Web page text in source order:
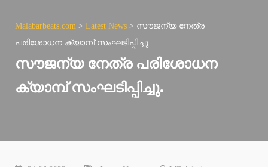
Malabarbeats.com > Latest News > സൗജന്യ നേത്ര
പരിശോധന ക്യാമ്പ് സംഘടിപ്പിച്ചു.
സൗജന്യ നേത്ര പരിശോധന
ക്യാമ്പ് സംഘടിപ്പിച്ചു.